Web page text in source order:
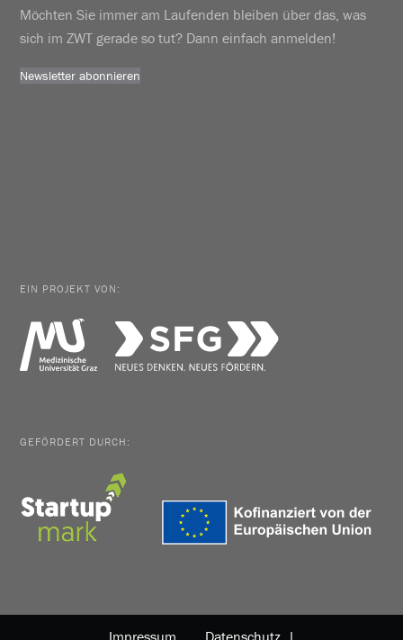
Möchten Sie immer am Laufenden bleiben über das, was
sich im ZWT gerade so tut? Dann einfach anmelden!
Newsletter abonnieren
EIN PROJEKT VON:
GEFÖRDERT DURCH:
Impressum Datenschutz |